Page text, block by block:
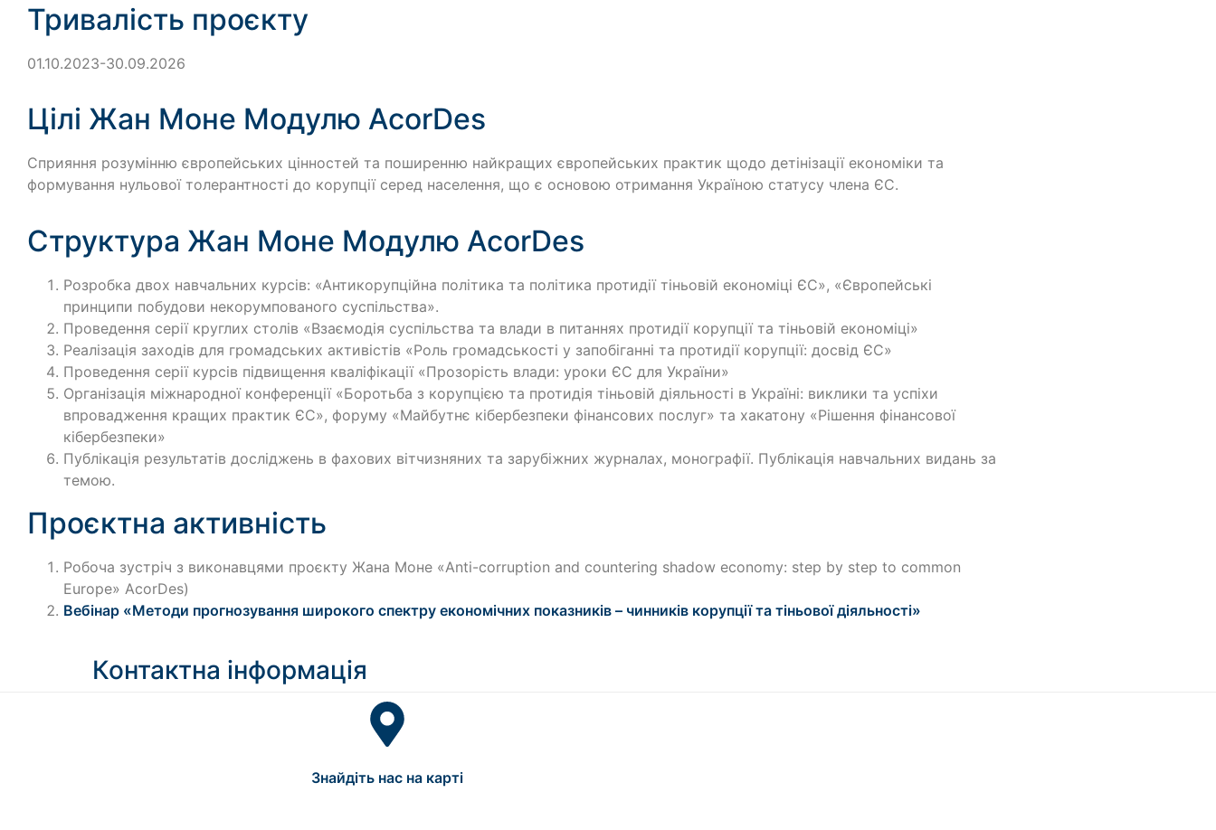
Тривалість проєкту
01.10.2023-30.09.2026
Цілі Жан Моне Модулю AcorDes
Сприяння розумінню європейських цінностей та поширенню найкращих європейських практик щодо детінізації економіки та
формування нульової толерантності до корупції серед населення, що є основою отримання Україною статусу члена ЄС.
Структура Жан Моне Модулю AcorDes
Розробка двох навчальних курсів: «Антикорупційна політика та політика протидії тіньовій економіці ЄС», «Європейські
принципи побудови некорумпованого суспільства».
Проведення серії круглих столів «Взаємодія суспільства та влади в питаннях протидії корупції та тіньовій економіці»
Реалізація заходів для громадських активістів «Роль громадськості у запобіганні та протидії корупції: досвід ЄС»
Проведення серії курсів підвищення кваліфікації «Прозорість влади: уроки ЄС для України»
Організація міжнародної конференції «Боротьба з корупцією та протидія тіньовій діяльності в Україні: виклики та успіхи
впровадження кращих практик ЄС», форуму «Майбутнє кібербезпеки фінансових послуг» та хакатону «Рішення фінансової
кібербезпеки»
Публікація результатів досліджень в фахових вітчизняних та зарубіжних журналах, монографії. Публікація навчальних видань за
темою.
Проєктна активність
Робоча зустріч з виконавцями проєкту Жана Моне «Anti-corruption and countering shadow economy: step by step to common
Europe» AcorDes)
Вебінар «Методи прогнозування широкого спектру економічних показників – чинників корупції та тіньової діяльності»
Контактна інформація
Знайдіть нас на карті